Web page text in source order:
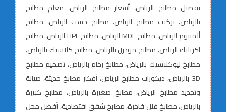
تفصيل مطابخ الرياض، أسعار مطابخ الرياض، معلم مطابخ
بالرياض، تركيب مطابخ الرياض، مطابخ خشب الرياض، مطابخ
ألمنيوم الرياض، مطابخ MDF الرياض، مطابخ HPL الرياض، مطابخ
اكريليك الرياض، مطابخ مودرن بالرياض، مطابخ كلاسيك بالرياض،
مطابخ نيوكلاسيك بالرياض، مطابخ رخام بالرياض، تصميم مطابخ
3D بالرياض، ديكورات مطابخ الرياض، أفكار مطابخ حديثة، صيانة
وتجديد مطابخ الرياض، مطابخ صغيرة بالرياض، مطابخ كبيرة
بالرياض، مطابخ فلل فاخرة، مطابخ شقق اقتصادية، أفضل محل